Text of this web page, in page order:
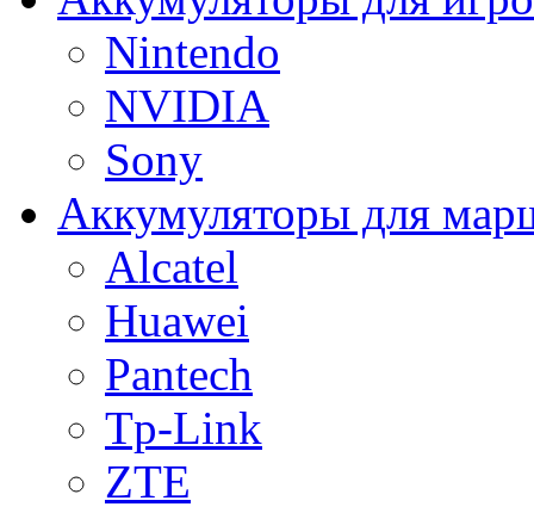
Nintendo
NVIDIA
Sony
Аккумуляторы для
Alcatel
Huawei
Pantech
Tp-Link
ZTE